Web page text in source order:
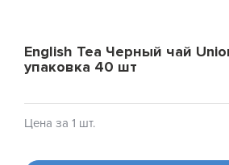
English Tea Черный чай
упаковка 40 шт
Цена за 1 шт.